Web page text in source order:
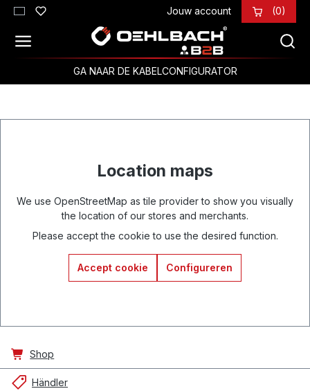
Ga naar de hoofdinhoud Jouw account (0)
GA NAAR DE KABELCONFIGURATOR
Location maps
We use OpenStreetMap as tile provider to show you visually
the location of our stores and merchants.
Please accept the cookie to use the desired function.
Accept cookie Configureren
Shop
Händler